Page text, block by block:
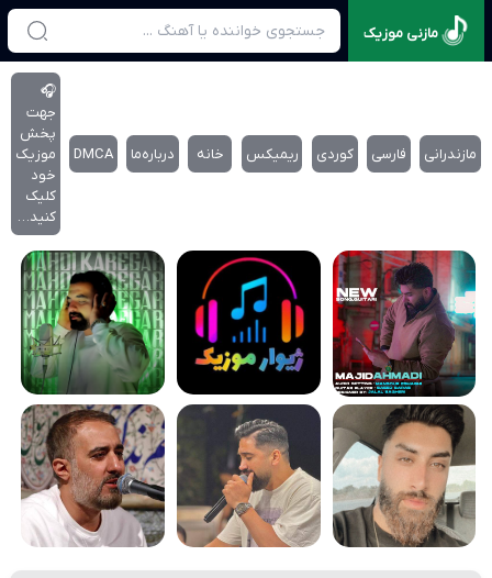
مازنی موزیک
مازندرانی فارسی کوردی ریمیکس خانه درباره‌‌ما DMCA
🎧
جهت
پخش
موزیک
خود
کلیک
کنید…